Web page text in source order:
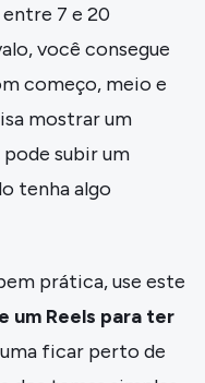
7 e 20
você consegue
começo, meio e
mostrar um
pode subir um
tenha algo
prática, use este
um Reels para ter
ficar perto de